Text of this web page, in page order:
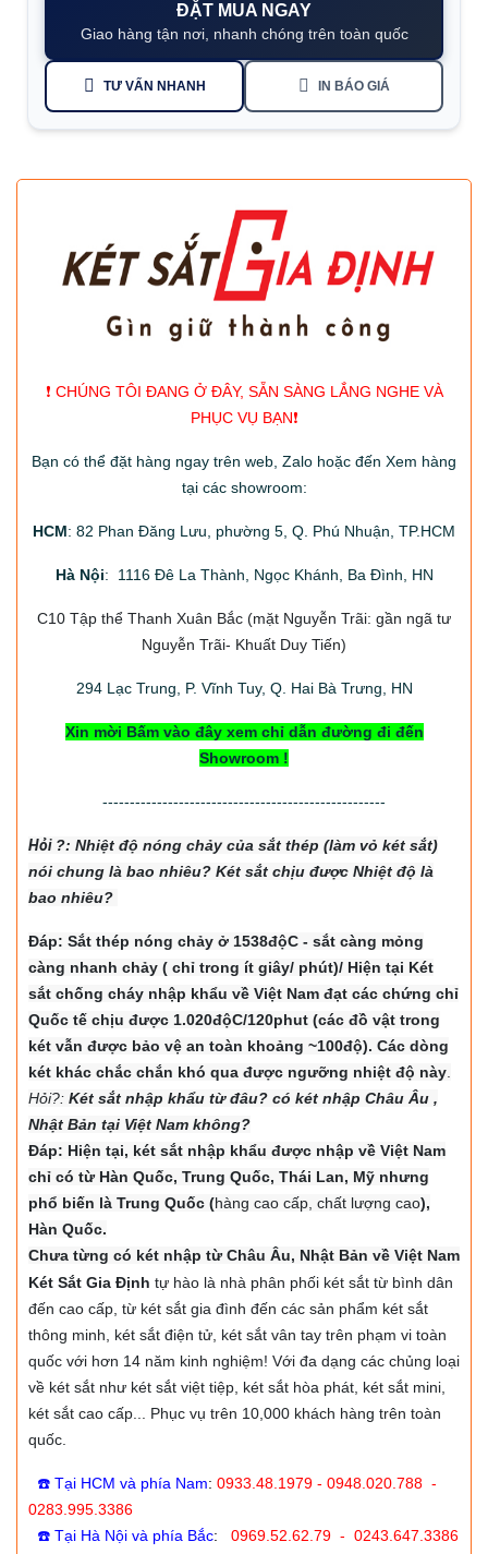
ĐẶT MUA NGAY
Giao hàng tận nơi, nhanh chóng trên toàn quốc
TƯ VẤN NHANH IN BÁO GIÁ
❗️ CHÚNG TÔI ĐANG Ở ĐÂY, SẴN SÀNG LẮNG NGHE VÀ
PHỤC VỤ BẠN❗️
Bạn có thể đặt hàng ngay trên web, Zalo hoặc đến Xem hàng
tại các showroom:
HCM: 82 Phan Đăng Lưu, phường 5, Q. Phú Nhuận, TP.HCM
Hà Nội: 1116 Đê La Thành, Ngọc Khánh, Ba Đình, HN
C10 Tập thể Thanh Xuân Bắc (mặt Nguyễn Trãi: gần ngã tư
Nguyễn Trãi- Khuất Duy Tiến)
294Lạc Trung, P. Vĩnh Tuy, Q. Hai Bà Trưng, HN
Xin mời Bấm vào đây xem chỉ dẫn đường đi đến
Showroom !
----------------------------------------------------
Hỏi ?: Nhiệt độ nóng chảy của sắt thép (làm vỏ két sắt)
nói chung là bao nhiêu? Két sắt chịu được Nhiệt độ là
bao nhiêu?
Đáp: Sắt thép nóng chảy ở 1538độC - sắt càng mỏng
càng nhanh chảy ( chỉ trong ít giây/ phút)/ Hiện tại Két
sắt chống cháy nhập khẩu về Việt Nam đạt các chứng chỉ
Quốc tế chịu được 1.020độC/120phut (các đồ vật trong
két vẫn được bảo vệ an toàn khoảng ~100độ). Các dòng
két khác chắc chắn khó qua được ngưỡng nhiệt độ này
Hỏi?: Két sắt nhập khẩu từ đâu? có két nhập Châu Âu ,
Nhật Bản tại Việt Nam không?
Đáp: Hiện tại, két sắt nhập khẩu được nhập về Việt Nam
chỉ có từ Hàn Quốc, Trung Quốc, Thái Lan, Mỹ nhưng
phổ biến là Trung Quốc (hàng cao cấp, chất lượng cao),
Hàn Quốc.
Chưa từng có két nhập từ Châu Âu, Nhật Bản về Việt Nam
Két Sắt Gia Định tự hào là nhà phân phối két sắt từ bình dân
đến cao cấp, từ két sắt gia đình đến các sản phẩm két sắt
thông minh, két sắt điện tử, két sắt vân tay trên phạm vi toàn
quốc với hơn 14 năm kinh nghiệm! Với đa dạng các chủng loại
về két sắt như két sắt việt tiệp, két sắt hòa phát, két sắt mini,
két sắt cao cấp... Phục vụ trên 10,000 khách hàng trên toàn
quốc.
☎️ Tại HCM và phía Nam: 0933.48.1979 - 0948.020.788 -
0283.995.3386
☎️ Tại Hà Nội và phía Bắc: 0969.52.62.79 - 0243.647.3386